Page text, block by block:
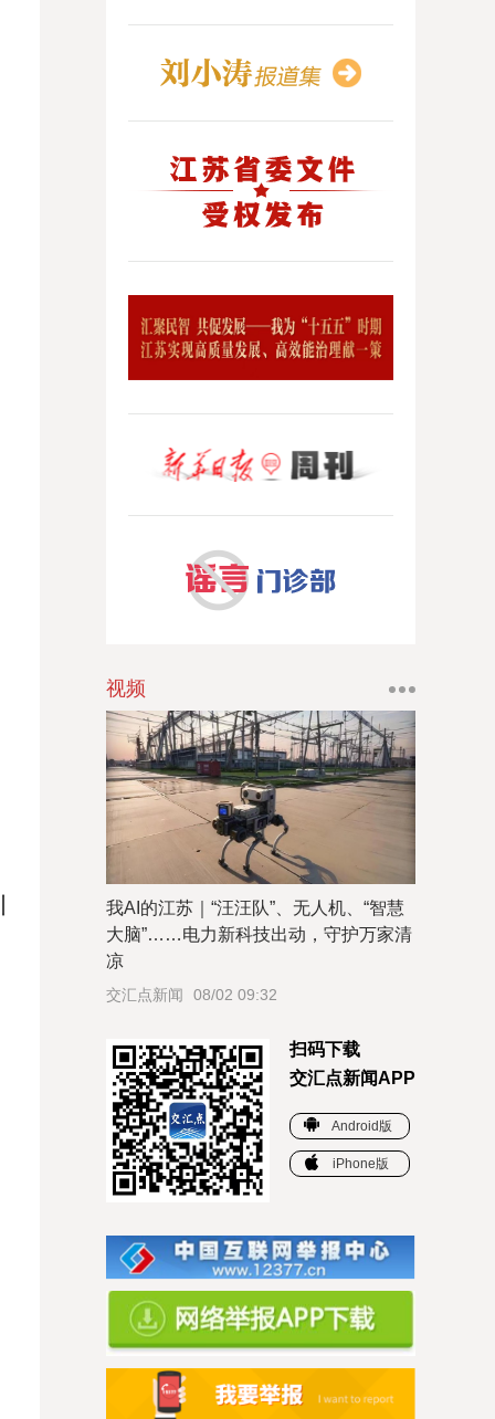
视频
我AI的江苏｜“汪汪队”、无人机、“智慧
大脑”……电力新科技出动，守护万家清
凉
交汇点新闻 08/02 09:32
扫码下载
交汇点新闻APP
Android版
iPhone版